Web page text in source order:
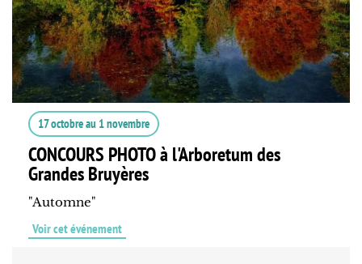
17 octobreau 1 novembre
CONCOURS PHOTO à l'Arboretum des
Grandes Bruyères
"Automne"
Voir cet événement